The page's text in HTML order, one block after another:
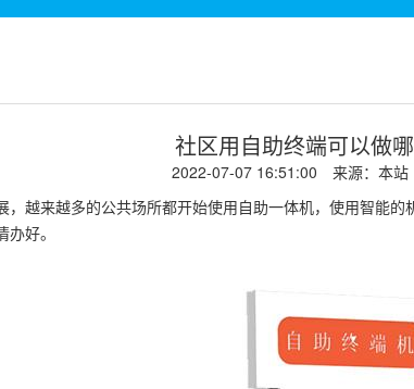
社区用自助终端可以做哪
2022-07-07 16:51:00 来源：本站
，越来越多的公共场所都开始使用自助一体机，使用智能
好。